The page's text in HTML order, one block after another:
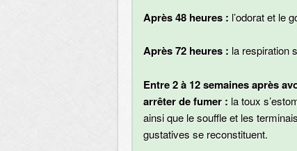
Après 48 heures : l’odorat et le
Après 72 heures : la respiration
Entre 2 à 12 semaines après
arrêter de fumer : la toux
ainsi que le souffle et les
gustatives se reconstituent.